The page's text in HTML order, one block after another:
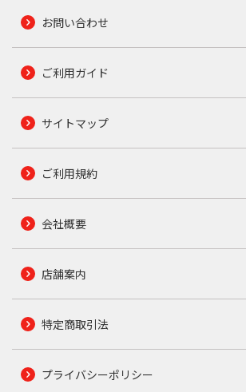
お問い合わせ
ご利用ガイド
サイトマップ
ご利用規約
会社概要
店舗案内
特定商取引法
プライバシーポリシー